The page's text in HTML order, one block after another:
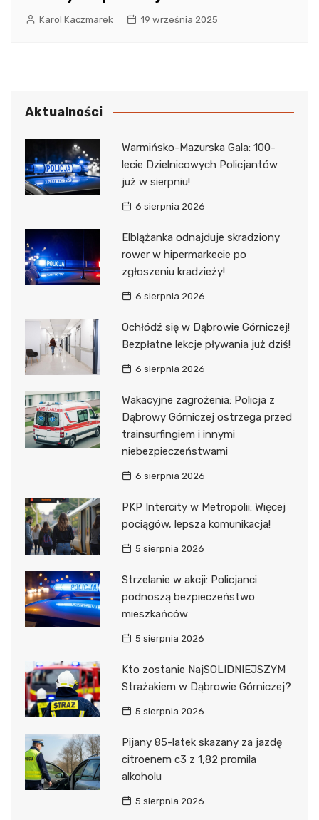
Karol Kaczmarek 19 września 2025
Aktualności
Warmińsko-Mazurska Gala: 100-
lecie Dzielnicowych Policjantów
już w sierpniu!
6 sierpnia 2026
Elblążanka odnajduje skradziony
rower w hipermarkecie po
zgłoszeniu kradzieży!
6 sierpnia 2026
Ochłódź się w Dąbrowie Górniczej!
Bezpłatne lekcje pływania już dziś!
6 sierpnia 2026
Wakacyjne zagrożenia: Policja z
Dąbrowy Górniczej ostrzega przed
trainsurfingiem i innymi
niebezpieczeństwami
6 sierpnia 2026
PKP Intercity w Metropolii: Więcej
pociągów, lepsza komunikacja!
5 sierpnia 2026
Strzelanie w akcji: Policjanci
podnoszą bezpieczeństwo
mieszkańców
5 sierpnia 2026
Kto zostanie NajSOLIDNIEJSZYM
Strażakiem w Dąbrowie Górniczej?
5 sierpnia 2026
Pijany 85-latek skazany za jazdę
citroenem c3 z 1,82 promila
alkoholu
5 sierpnia 2026